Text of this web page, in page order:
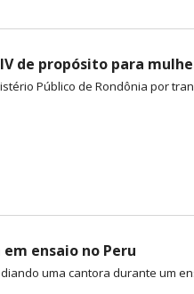
de propósito para
Público de Rondônia por
ensaio no Peru
uma cantora durante um